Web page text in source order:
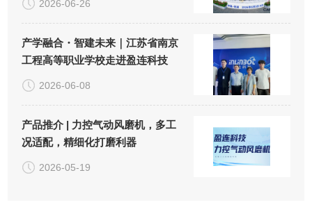
2026-06-26
产学融合・智建未来｜江苏省南京
工程高等职业学校走进盈连科技
2026-06-08
产品推介 | 力控气动风磨机，多工
况适配，精细化打磨利器
2026-05-19